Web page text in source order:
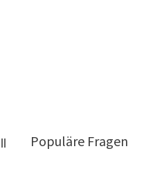
Populäre Fragen